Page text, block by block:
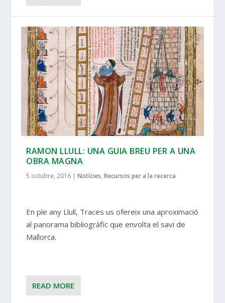
RAMON LLULL: UNA GUIA BREU PER A UNA
OBRA MAGNA
5 octubre, 2016 |Notícies,Recursos per a la recerca
En ple any Llull, Traces us ofereix una aproximació
al panorama bibliogràfic que envolta el savi de
Mallorca.
READ MORE